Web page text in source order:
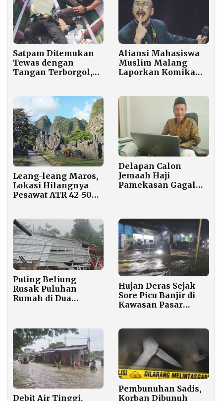
Satpam Ditemukan
Tewas dengan
Tangan Terborgol,
Aliansi Mahasiswa
Muslim Malang
Laporkan Komika
Penistaan Agama
Leang-leang Maros,
Lokasi Hilangnya
Pesawat ATR 42-500
Dunia
Delapan Calon
Jemaah Haji
Pamekasan Gagal
Puting Beliung
Rusak Puluhan
Rumah di Dua
Hujan Deras Sejak
Sore Picu Banjir di
Kawasan Pasar
Debit Air Tinggi,
Pembunuhan Sadis,
Korban Dibunuh